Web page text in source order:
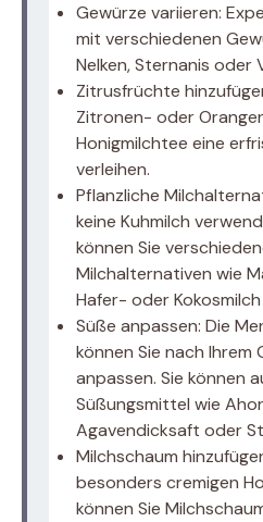
Gewürze variieren:
mit verschiedenen
Nelken, Sternanis oder
Zitrusfrüchte
Zitronen- oder
Honigmilchtee eine
verleihen.
Pflanzliche
keine Kuhmilch
können Sie
Milchalternativen wie
Hafer- oder
Süße anpassen: Die
können Sie nach Ihrem
anpassen. Sie können
Süßungsmittel wie
Agavendicksaft oder
Milchschaum
besonders cremigen
können Sie